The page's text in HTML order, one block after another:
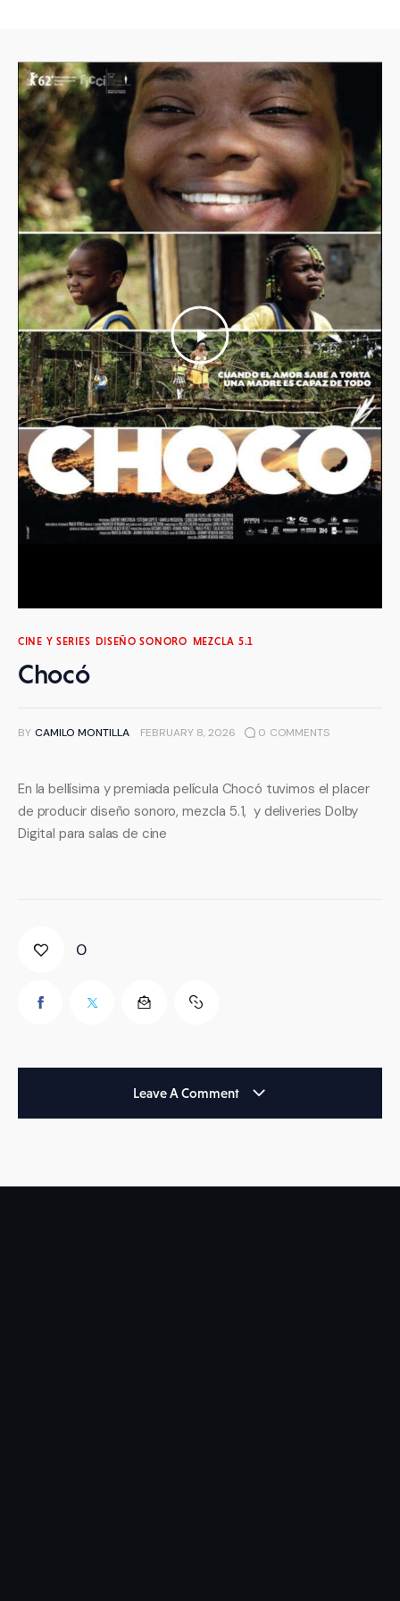
Home
Música Original
Diseño Sonoro-Post de audio-
Supervisión
Quiénes Somos
Contacto
CINE Y SERIES DISEÑO SONORO MEZCLA 5.1
Chocó
BY CAMILO MONTILLA FEBRUARY 8, 2026 0 COMMENTS
En la bellísima y premiada película Chocó tuvimos el placer
de producir diseño sonoro, mezcla 5.1,  y deliveries Dolby
Digital para salas de cine
0
Leave A Comment